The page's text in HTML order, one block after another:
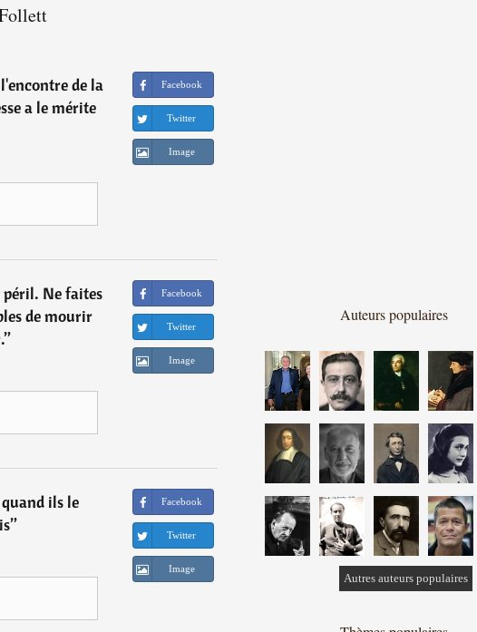
de la
a le mérite
Facebook
Twitter
Image
péril. Ne faites
de mourir
”
Facebook
Twitter
Image
ils le
”
Facebook
Twitter
Image
Auteurs populaires
Autres auteurs populaires